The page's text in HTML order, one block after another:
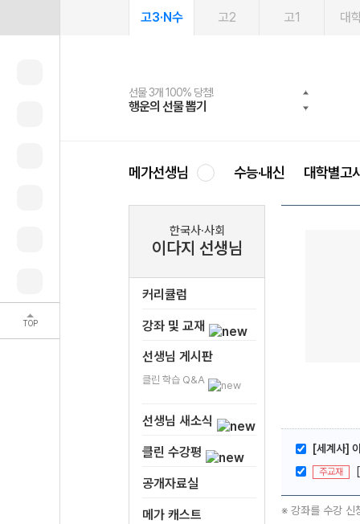
TOP
고3·N수 고2 고1 대
선물 3개 100% 당첨!
행운의 선물 뽑기
선물 100% 증정!
메가스터디 X 올리브
여름방학 스터디 캐시백
메가런 썸머스쿨
2027 러셀 단과
강사 공개선발
스마트러닝앱
설문 EVENT
메가패스
3일 무료 체험권
메가패스 수강생 무료혜택!
메가클럽 멤버십
사회공헌 캠페인
희망이룸 메가나눔
메가선생님 수능·내신 대학별고
한국사·사회
이다지 선생님
커리큘럼
강좌 및 교재
선생님 게시판
클린 학습 Q&A
선생님 새소식
클린 수강평
공개자료실
메가 캐스트
[세계사]
주교재
※ 강좌를 수강 신